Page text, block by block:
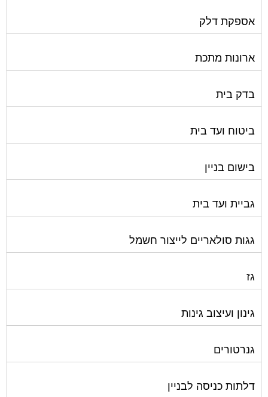
אספקת דלק
ארונות מתכת
בדק בית
ביטוח ועד בית
בישום בניין
גביית ועד בית
גגות סולאריים לייצור חשמל
גז
גינון ועיצוב גינות
גנרטורים
דלתות כניסה לבניין